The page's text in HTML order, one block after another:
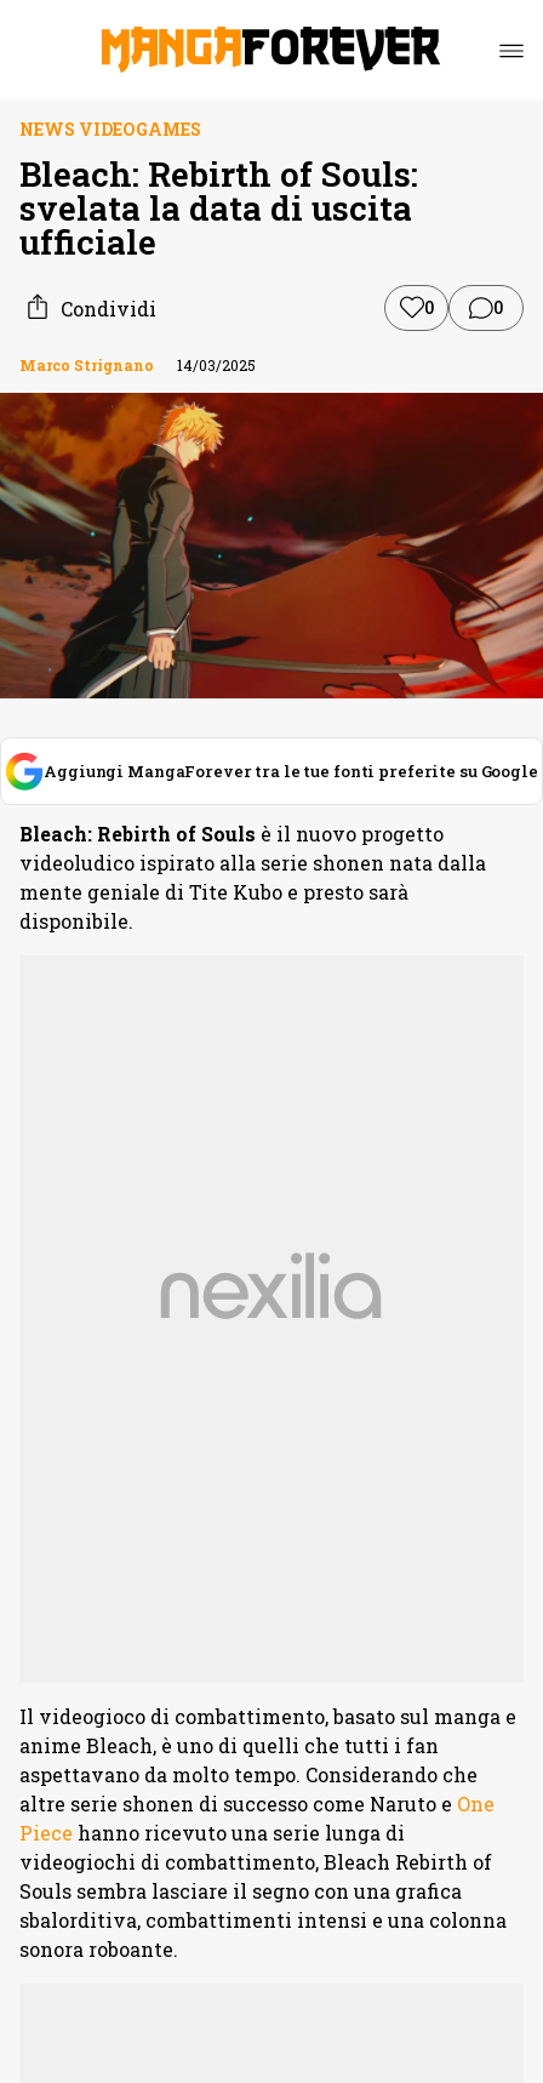
NEWS VIDEOGAMES
Bleach: Rebirth of Souls:
svelata la data di uscita
ufficiale
Condividi 0 0
Marco Strignano 14/03/2025
Aggiungi MangaForever tra le tue fonti preferite su Google
Bleach: Rebirth of Souls è il nuovo progetto
videoludico ispirato alla serie shonen nata dalla
mente geniale di Tite Kubo e presto sarà
disponibile.
Il videogioco di combattimento, basato sul manga e
anime Bleach, è uno di quelli che tutti i fan
aspettavano da molto tempo. Considerando che
altre serie shonen di successo come Naruto e One
Piece hanno ricevuto una serie lunga di
videogiochi di combattimento, Bleach Rebirth of
Souls sembra lasciare il segno con una grafica
sbalorditiva, combattimenti intensi e una colonna
sonora roboante.